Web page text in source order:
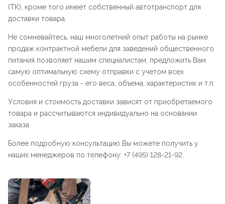
(ТК), кроме того имеет собственный автотранспорт для
доставки товара.
Не сомневайтесь, наш многолетний опыт работы на рынке
продаж контрактной мебели для заведений общественного
питания позволяет нашим специалистам, предложить Вам
самую оптимальную схему отправки с учетом всех
особенностей груза - его веса, объема, характеристик и т.п.
Условия и стоимость доставки зависят от приобретаемого
товара и рассчитываются индивидуально на основании
заказа.
Более подробную консультацию Вы можете получить у
наших менеджеров по телефону: +7 (495) 128-21-92.